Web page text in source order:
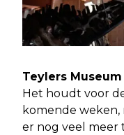
Teylers Museum
Het houdt voor
komende weken,
er nog veel meer